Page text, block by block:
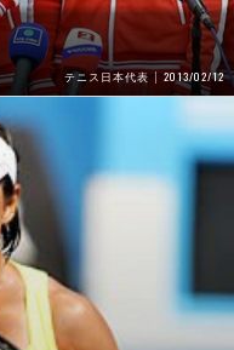
テニス日本代表 2013/02/12